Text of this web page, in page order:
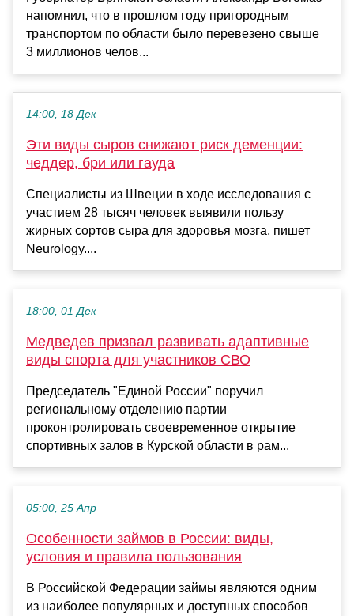
напомнил, что в прошлом году пригородным
транспортом по области было перевезено свыше
3 миллионов челов...
14:00, 18 Дек
Эти виды сыров снижают риск деменции:
чеддер, бри или гауда
Специалисты из Швеции в ходе исследования с
участием 28 тысяч человек выявили пользу
жирных сортов сыра для здоровья мозга, пишет
Neurology....
18:00, 01 Дек
Медведев призвал развивать адаптивные
виды спорта для участников СВО
Председатель "Единой России" поручил
региональному отделению партии
проконтролировать своевременное открытие
спортивных залов в Курской области в рам...
05:00, 25 Апр
Особенности займов в России: виды,
условия и правила пользования
В Российской Федерации займы являются одним
из наиболее популярных и доступных способов